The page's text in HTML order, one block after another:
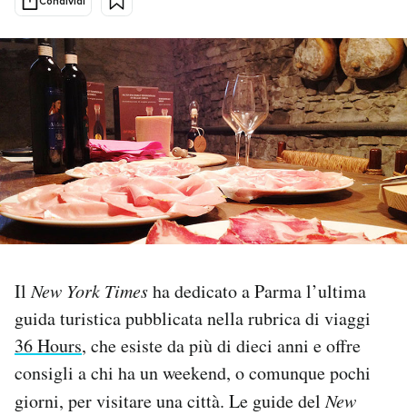
PODCAST
NEWSLETTER
I MIEI PREFERITI
SHOP
CALENDARIO
AREA PERSONALE
IlNew York Timesha dedicato a Parma l’ultima
guida turistica pubblicata nella rubrica di viaggi
36 Hours, che esiste da più di dieci anni e offre
consigli a chi ha un weekend, o comunque pochi
giorni, per visitare una città. Le guide delNew